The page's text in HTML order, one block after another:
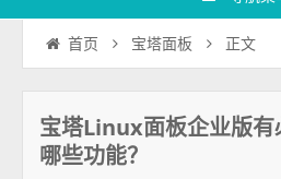
首页 宝塔面板 正文
宝塔Linux面板企业版有
哪些功能？